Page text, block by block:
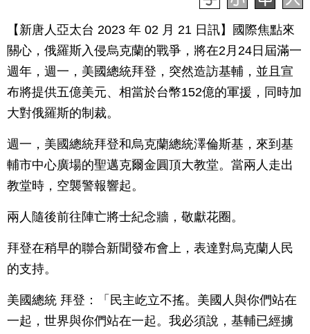
【新唐人亞太台 2023 年 02 月 21 日訊】國際焦點來
關心，俄羅斯入侵烏克蘭的戰爭，將在2月24日屆滿一
週年，週一，美國總統拜登，突然造訪基輔，並且宣
布將提供五億美元、相當於台幣152億的軍援，同時加
大對俄羅斯的制裁。
週一，美國總統拜登和烏克蘭總統澤倫斯基，來到基
輔市中心廣場的聖邁克爾金圓頂大教堂。當兩人走出
教堂時，空襲警報響起。
兩人隨後前往陣亡將士紀念牆，敬獻花圈。
拜登在稍早的聯合新聞發布會上，表達對烏克蘭人民
的支持。
美國總統 拜登：「民主屹立不搖。美國人與你們站在
一起，世界與你們站在一起。我必須說，基輔已經擄